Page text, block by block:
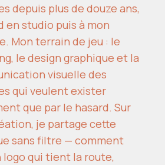
depuis plus de douze ans,
en studio puis à mon
Mon terrain de jeu : le
le design graphique et la
visuelle des
qui veulent exister
que par le hasard. Sur
je partage cette
sans filtre — comment
logo qui tient la route,